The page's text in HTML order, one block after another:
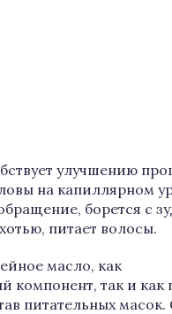
улучшению
на капиллярном
борется с
питает волосы.
масло, как
компонент, так и как
питательных масок.